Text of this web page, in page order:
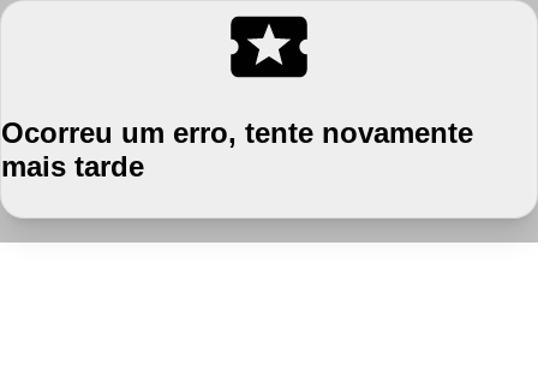
Ocorreu um erro, tente novamente
mais tarde